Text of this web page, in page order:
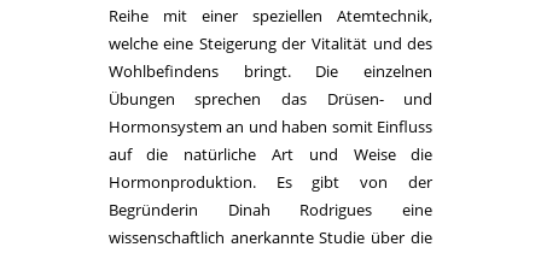
Reihe mit einer speziellen Atemtechnik,
welche eine Steigerung der Vitalität und des
Wohlbefindens bringt. Die einzelnen
Übungen sprechen das Drüsen- und
Hormonsystem an und haben somit Einfluss
auf die natürliche Art und Weise die
Hormonproduktion. Es gibt von der
Begründerin Dinah Rodrigues eine
wissenschaftlich anerkannte Studie über die